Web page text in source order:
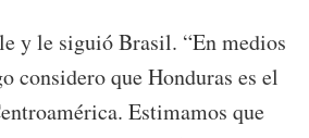
y le siguió Brasil. “En medios
considero que Honduras es el
Estimamos que